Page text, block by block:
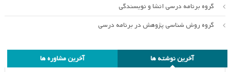
گروه برنامه درسی انشا و نویسندگی
گروه روش شناسی پژوهش در برنامه درسی
آخرین نوشته ها آخرین مشاوره ها